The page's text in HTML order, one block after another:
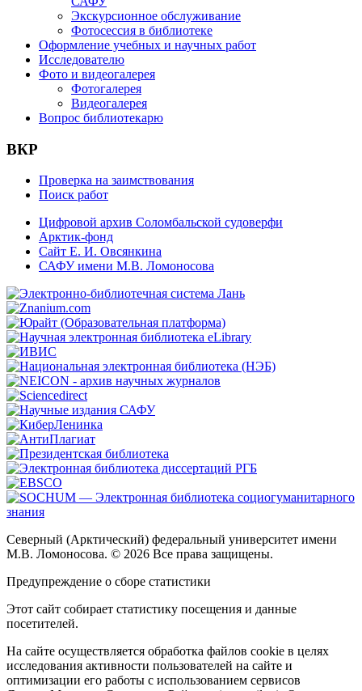
Экскурсионное обслуживание
Фотосессия в библиотеке
Оформление учебных и научных работ
Исследователю
Фото и видеогалерея
Фотогалерея
Видеогалерея
Вопрос библиотекарю
ВКР
Проверка на заимствования
Поиск работ
Цифровой архив Соломбальской судоверфи
Арктик-фонд
Сайт Е. И. Овсянкина
САФУ имени М.В. Ломоносова
Северный (Арктический) федеральный университет имени
М.В. Ломоносова. © 2026 Все права защищены.
Предупреждение о сборе статистики
Этот сайт собирает статистику посещения и данные
посетителей.
На сайте осуществляется обработка файлов cookie в целях
исследования активности пользователей на сайте и
оптимизации его работы с использованием сервисов